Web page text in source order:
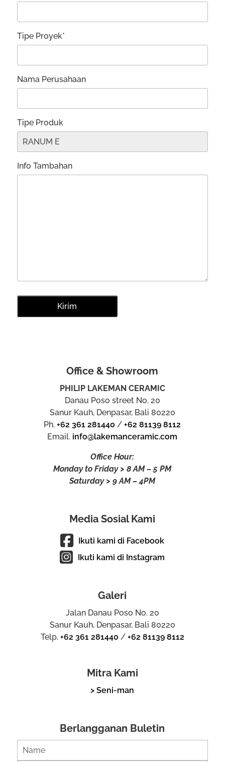
Tipe Proyek*
Nama Perusahaan
Tipe Produk
Info Tambahan
Office & Showroom
PHILIP LAKEMAN CERAMIC
Danau Poso street No. 20
Sanur Kauh, Denpasar, Bali 80220
Ph.+62 361 281440 /+62 81139 8112
Email. info@lakemanceramic.com
Office Hour:
Monday to Friday > 8 AM – 5 PM
Saturday > 9 AM – 4PM
Media Sosial Kami
Ikuti kami di Facebook
Ikuti kami di Instagram
Galeri
Jalan Danau Poso No. 20
Sanur Kauh, Denpasar, Bali 80220
Telp. +62 361 281440 / +62 81139 8112
Mitra Kami
> Seni-man
Berlangganan Buletin